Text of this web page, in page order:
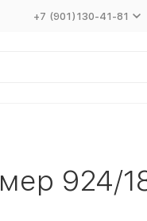
+7 (901)130-41-81
924/